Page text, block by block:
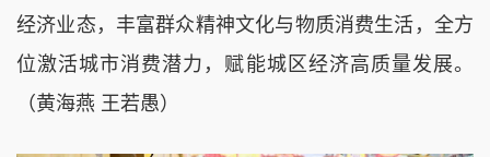
经济业态，丰富群众精神文化与物质消费生活，全方
位激活城市消费潜力，赋能城区经济高质量发展。
（黄海燕 王若愚）